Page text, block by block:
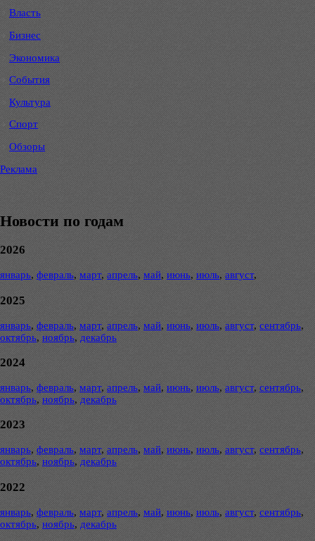
Власть
Бизнес
Экономика
События
Культура
Спорт
Обзоры
Реклама
Новости по годам
2026
январь, февраль, март, апрель, май, июнь, июль, август,
2025
январь, февраль, март, апрель, май, июнь, июль, август, сентябрь,
октябрь, ноябрь, декабрь
2024
январь, февраль, март, апрель, май, июнь, июль, август, сентябрь,
октябрь, ноябрь, декабрь
2023
январь, февраль, март, апрель, май, июнь, июль, август, сентябрь,
октябрь, ноябрь, декабрь
2022
январь, февраль, март, апрель, май, июнь, июль, август, сентябрь,
октябрь, ноябрь, декабрь